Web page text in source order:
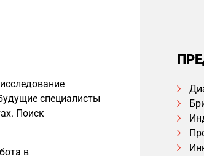
специалисты
Поиск
в